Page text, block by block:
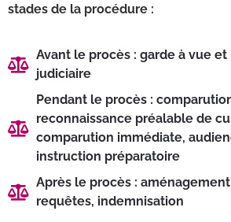
stades de la procédure :
Avant le procès : garde à vue
judiciaire
Pendant le procès :
reconnaissance préalable de
comparution immédiate,
instruction préparatoire
Après le procès :
requêtes, indemnisation